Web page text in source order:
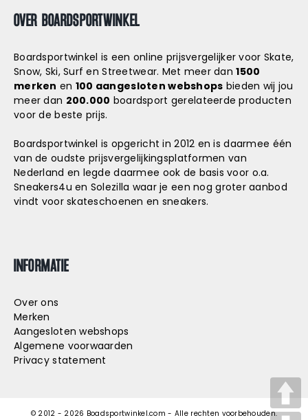
OVER BOARDSPORTWINKEL
Boardsportwinkel is een online prijsvergelijker voor Skate,
Snow, Ski, Surf en Streetwear. Met meer dan1500
merken en 100 aangesloten webshops bieden wij jou
meer dan 200.000 boardsport gerelateerde producten
voor de beste prijs.
Boardsportwinkel is opgericht in 2012 en is daarmee één
van de oudste prijsvergelijkingsplatformen van
Nederland en legde daarmee ook de basis voor o.a.
Sneakers4u en Solezilla waar je een nog groter aanbod
vindt voor skateschoenen en sneakers.
INFORMATIE
Over ons
Merken
Aangesloten webshops
Algemene voorwaarden
Privacy statement
© 2012 - 2026 Boadsportwinkel.com - Alle rechten voorbehouden.